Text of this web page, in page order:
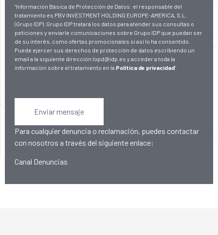
“Información Básica de Protección de Datos: el responsable del
tratamiento es PBV INVESTMENT HOLDING EUROPE-AMERICA, S.L.
(Grupo IDP). Grupo IDP tratará los datos para atender sus consultas o
peticiones y enviarle comunicaciones sobre Grupo IDP que puedan ser
de su interés, como ofertas promocionales si así lo ha consentido.
Puede ejercer sus derechos de protección de datos escribiendo un
email a la siguiente dirección lopd@idp.es y acceder a toda la
información sobre el tratamiento en la Política de privacidad"
Enviar mensaje
Para cualquier denuncia o reclamación, puedes contactar
con nosotros a través del siguiente enlace:
Canal Denuncias